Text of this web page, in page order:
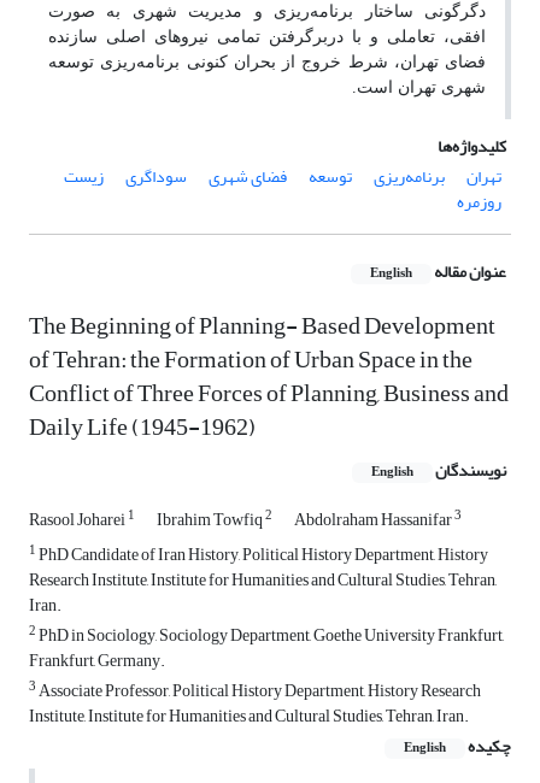
دگرگونی ساختار برنامه‌ریزی و مدیریت شهری به صورت
افقی، تعاملی و با دربرگرفتن تمامی نیروهای اصلی سازنده‌
فضای تهران، شرط خروج از بحران کنونی برنامه‌ریزی توسعه‌‌
شهری تهران است.
کلیدواژه‌ها
تهران
برنامه‌ریزی توسعه فضای شهری سوداگری زیست
روزمره
عنوان مقاله English
The Beginning of Planning- Based Development
of Tehran: the Formation of Urban Space in the
Conflict of Three Forces of Planning, Business and
Daily Life (1945-1962)
نویسندگان English
Rasool Joharei1 Ibrahim Towfiq2 Abdolraham Hassanifar3
1PhD Candidate of Iran History, Political History Department, History
Research Institute, Institute for Humanities and Cultural Studies, Tehran,
Iran.
2PhD in Sociology, Sociology Department, Goethe University Frankfurt,
Frankfurt, Germany.
3Associate Professor, Political History Department, History Research
Institute, Institute for Humanities and Cultural Studies, Tehran, Iran.
چکیده
English